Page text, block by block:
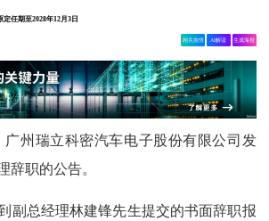
任期至2028年12月3日
相关舆情 AI解读 生成海报
州瑞立科密汽车电子股份有限公司发
辞职的公告。
副总经理林建锋先生提交的书面辞职报